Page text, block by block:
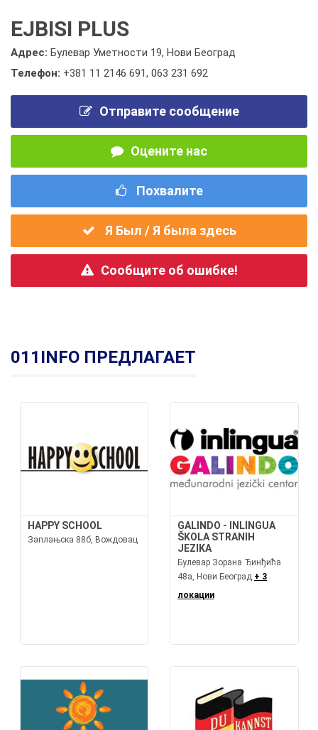
EJBISI PLUS
Адрес: Булевар Уметности 19, Нови Београд
Телефон: +381 11 2146 691, 063 231 692
Отправите сообщение
Оцените нас
Похвалите
Я Был / Я была здесь
Сообщите об ошибке!
011INFO ПРЕДЛАГАЕТ
HAPPY SCHOOL
Заплањска 88б, Вождовац
GALINDO - INLINGUA
ŠKOLA STRANIH
JEZIKA
Булевар Зорана Ђинђића
48а, Нови Београд + 3
локации